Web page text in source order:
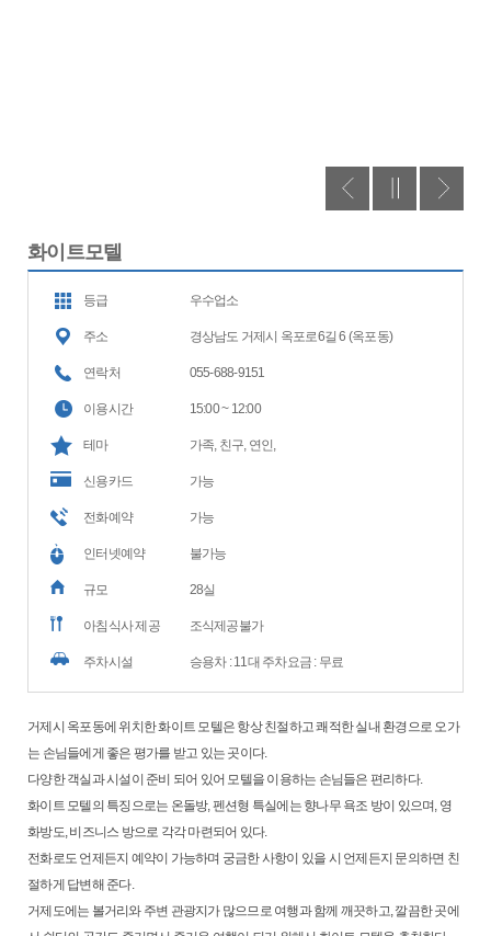
화이트모텔
등급 우수업소
주소 경상남도 거제시 옥포로6길 6 (옥포동)
연락처 055-688-9151
이용시간 15:00 ~ 12:00
테마 가족, 친구, 연인,
신용카드 가능
전화예약 가능
인터넷예약 불가능
규모 28실
아침식사 제공 조식제공불가
주차시설 승용차 : 11대 주차요금 : 무료
거제시 옥포동에 위치한 화이트 모텔은 항상 친절하고 쾌적한 실내 환경으로 오가
는 손님들에게 좋은 평가를 받고 있는 곳이다.
다양한 객실과 시설이 준비 되어 있어 모텔을 이용하는 손님들은 편리하다.
화이트 모텔의 특징으로는 온돌방, 펜션형 특실에는 향나무 욕조 방이 있으며, 영
화방도, 비즈니스 방으로 각각 마련되어 있다.
전화로도 언제든지 예약이 가능하며 궁금한 사항이 있을 시 언제든지 문의하면 친
절하게 답변해 준다.
거제도에는 볼거리와 주변 관광지가 많으므로 여행과 함께 깨끗하고, 깔끔한 곳에